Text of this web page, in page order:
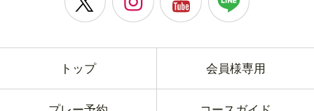
トップ 会員様専用